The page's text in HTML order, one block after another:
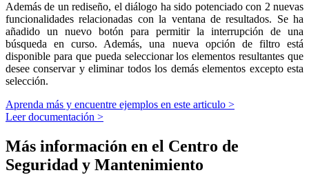
Además de un rediseño, el diálogo ha sido potenciado con 2 nuevas
funcionalidades relacionadas con la ventana de resultados. Se ha
añadido un nuevo botón para permitir la interrupción de una
búsqueda en curso. Además, una nueva opción de filtro está
disponible para que pueda seleccionar los elementos resultantes que
desee conservar y eliminar todos los demás elementos excepto esta
selección.
Aprenda más y encuentre ejemplos en este articulo >
Leer documentación >
Más información en el Centro de
Seguridad y Mantenimiento